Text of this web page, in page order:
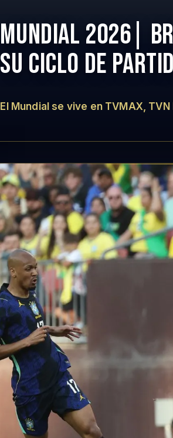
MUNDIAL 2026|
SU CICLO DE
El Mundial se vive en TVMAX,